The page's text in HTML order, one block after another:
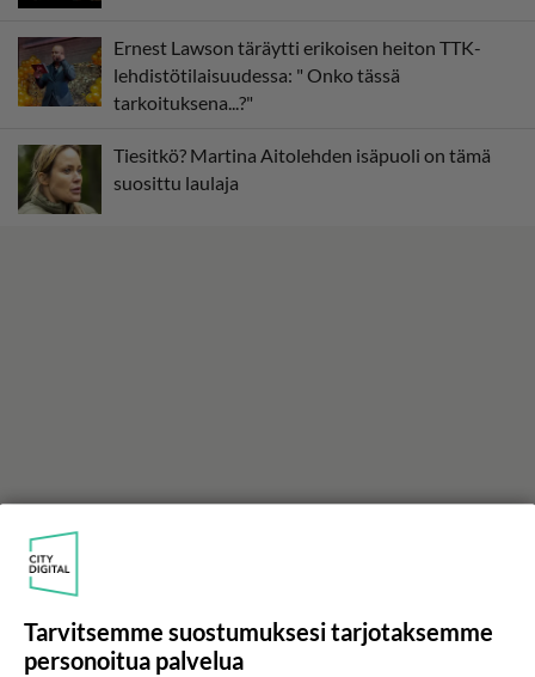
Ernest Lawson täräytti erikoisen heiton TTK-
lehdistötilaisuudessa: " Onko tässä
tarkoituksena...?"
Tiesitkö? Martina Aitolehden isäpuoli on tämä
suosittu laulaja
Tarvitsemme suostumuksesi tarjotaksemme
personoitua palvelua